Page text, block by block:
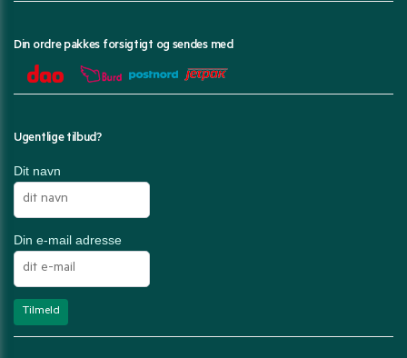
Din ordre pakkes forsigtigt og sendes med
Ugentlige tilbud?
Dit navn
Din e-mail adresse